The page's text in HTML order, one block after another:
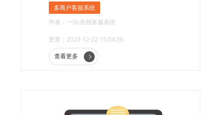
文将详细介绍多商户客服系统的解决方案，包
多商户客服系统
作者：一洽·在线客服系统
更新：2023-12-22 15:54:56
查看更多